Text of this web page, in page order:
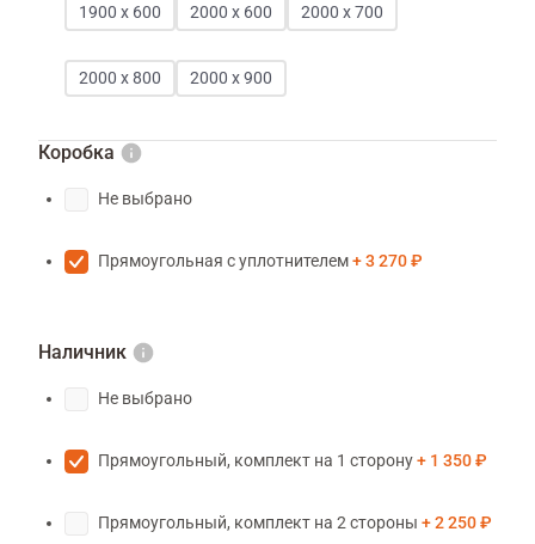
1900 х 600 2000 х 600 2000 х 700
2000 х 800 2000 х 900
Коробка
Не выбрано
Прямоугольная с уплотнителем 3 270 ₽
Наличник
Не выбрано
Прямоугольный, комплект на 1 сторону 1 350 ₽
Прямоугольный, комплект на 2 стороны 2 250 ₽